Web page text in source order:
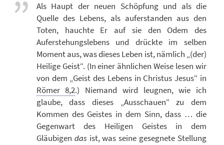
Als Haupt der neuen Schöpfung und als die
Quelle des Lebens, als auferstanden aus den
Toten, hauchte Er auf sie den Odem des
Auferstehungslebens und drückte im selben
Moment aus, was dieses Leben ist, nämlich „(der)
Heilige Geist“. (In einer ähnlichen Weise lesen wir
von dem „Geist des Lebens in Christus Jesus“ in
Römer 8,2.) Niemand wird leugnen, wie ich
glaube, dass dieses „Ausschauen“ zu dem
Kommen des Geistes in dem Sinn, dass … die
Gegenwart des Heiligen Geistes in dem
Gläubigen dasist, was seine gesegnete Stellung